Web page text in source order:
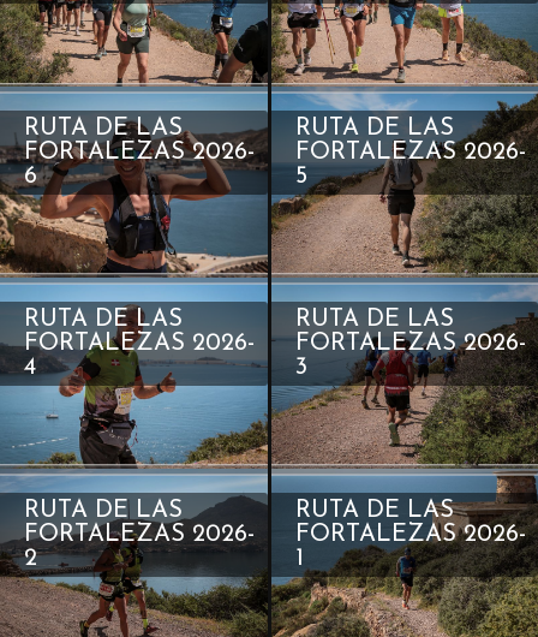
RUTA DE LAS
FORTALEZAS 2026-
6
RUTA DE LAS
FORTALEZAS 2026-
5
RUTA DE LAS
FORTALEZAS 2026-
4
RUTA DE LAS
FORTALEZAS 2026-
3
RUTA DE LAS
FORTALEZAS 2026-
2
RUTA DE LAS
FORTALEZAS 2026-
1